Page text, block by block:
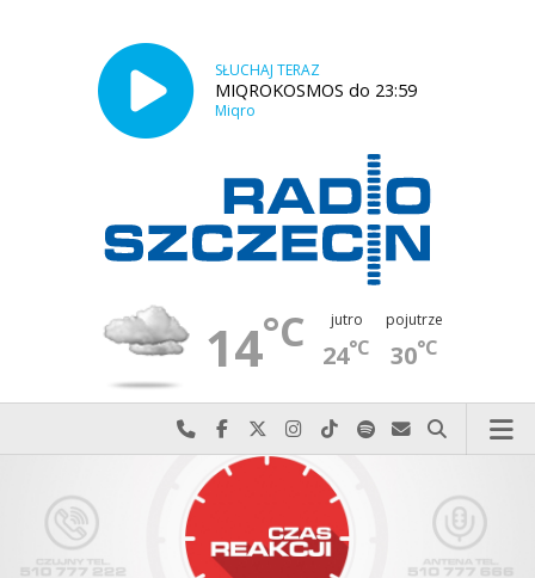
SŁUCHAJ TERAZ
MIQROKOSMOS do 23:59
Miqro
14°C jutro
24°C
pojutrze
30°C
Najlepiej po prostu do nas zadzwoń
Odwiedź nas na Facebook-u
Odwiedź nas na X
Odwiedź nas na Instagram-ie
Odwiedź nas na TikTok-u
Szukaj nas na Spotify
Wyślij do nas
Szukaj